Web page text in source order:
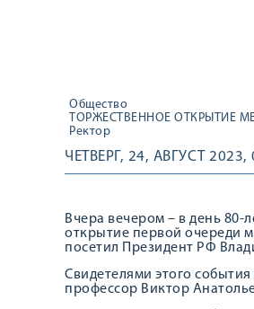
Общество
ТОРЖЕСТВЕННОЕ ОТКРЫТИЕ
Ректор
ЧЕТВЕРГ, 24, АВГУСТ 2023,
Вчера вечером – в день 80-
открытие первой очереди
посетил Президент РФ
Свидетелями этого
профессор Виктор